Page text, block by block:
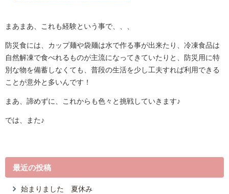
まあまあ、これも経験という事で、、、
防災食には、カップ麺や袋麺は水で作る事が出来たり、冷凍食品は
自然解凍で食べれるものが主流になってきていたりと、防災用に特
別な物を備蓄しなくても、普段の生活を少し工夫すれば利用できる
ことが意外と多いんです！
まあ、諦めずに、これからも色々と挑戦していきます♪
では、また♪
最近の投稿
始まりました 夏休み